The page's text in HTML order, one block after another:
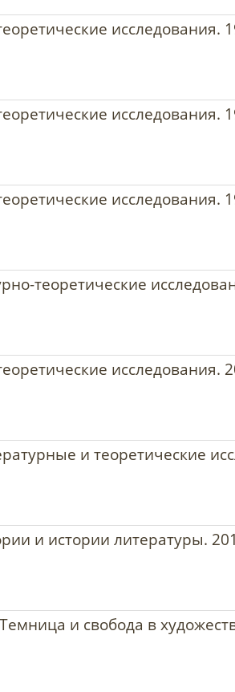
исследования.
исследования.
исследования.
теоретические
исследования.
и теоретические
и истории литературы.
и свобода в